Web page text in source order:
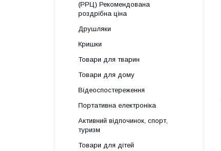
(РРЦ) Рекомендована
роздрібна ціна
Друшляки
Кришки
Товари для тварин
Товари для дому
Відеоспостереження
Портативна електроніка
Активний відпочинок, спорт,
туризм
Товари для дітей